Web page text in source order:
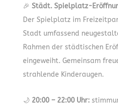
🎉 Städt. Spielplatz-
Der Spielplatz im
Stadt umfassend
Rahmen der städtischen
eingeweiht. Gemeinsam
strahlende Kinderaugen.
🌙 20:00 – 22:00 Uhr: